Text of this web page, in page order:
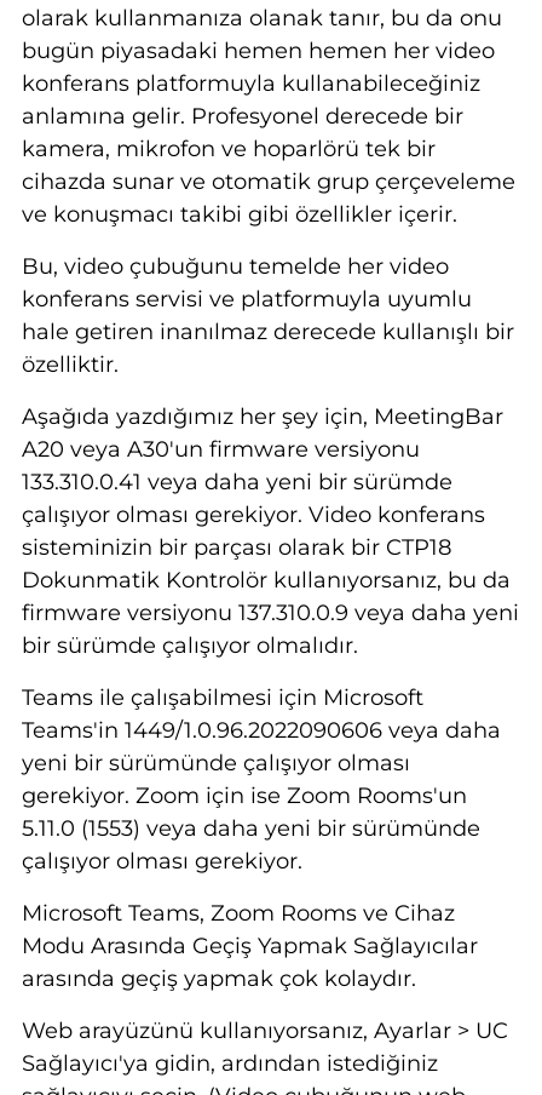
olarak kullanmanıza olanak tanır, bu da onu
bugün piyasadaki hemen hemen her video
konferans platformuyla kullanabileceğiniz
anlamına gelir. Profesyonel derecede bir
kamera, mikrofon ve hoparlörü tek bir
cihazda sunar ve otomatik grup çerçeveleme
ve konuşmacı takibi gibi özellikler içerir.
Bu, video çubuğunu temelde her video
konferans servisi ve platformuyla uyumlu
hale getiren inanılmaz derecede kullanışlı bir
özelliktir.
Aşağıda yazdığımız her şey için, MeetingBar
A20 veya A30'un firmware versiyonu
133.310.0.41 veya daha yeni bir sürümde
çalışıyor olması gerekiyor. Video konferans
sisteminizin bir parçası olarak bir CTP18
Dokunmatik Kontrolör kullanıyorsanız, bu da
firmware versiyonu 137.310.0.9 veya daha yeni
bir sürümde çalışıyor olmalıdır.
Teams ile çalışabilmesi için Microsoft
Teams'in 1449/1.0.96.2022090606 veya daha
yeni bir sürümünde çalışıyor olması
gerekiyor. Zoom için ise Zoom Rooms'un
5.11.0 (1553) veya daha yeni bir sürümünde
çalışıyor olması gerekiyor.
Microsoft Teams, Zoom Rooms ve Cihaz
Modu Arasında Geçiş Yapmak Sağlayıcılar
arasında geçiş yapmak çok kolaydır.
Web arayüzünü kullanıyorsanız, Ayarlar > UC
Sağlayıcı'ya gidin, ardından istediğiniz